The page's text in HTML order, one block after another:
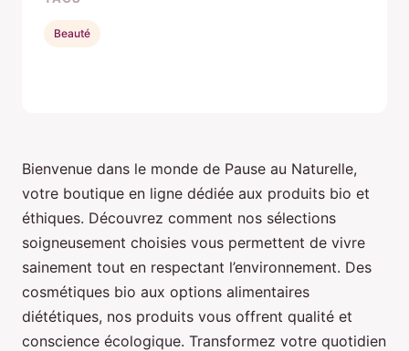
Bienvenue dans le monde de Pause au Naturelle,
votre boutique en ligne dédiée aux produits bio et
éthiques. Découvrez comment nos sélections
soigneusement choisies vous permettent de vivre
sainement tout en respectant l’environnement. Des
cosmétiques bio aux options alimentaires
diététiques, nos produits vous offrent qualité et
conscience écologique. Transformez votre quotidien
Beauté